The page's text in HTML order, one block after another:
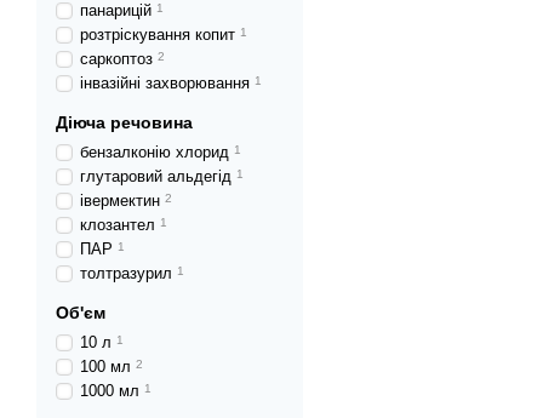
панарицій 1
розтріскування копит 1
саркоптоз 2
інвазійні захворювання 1
Діюча речовина
бензалконію хлорид 1
глутаровий альдегід 1
івермектин 2
клозантел 1
ПАР 1
толтразурил 1
Об'єм
10 л 1
100 мл 2
1000 мл 1